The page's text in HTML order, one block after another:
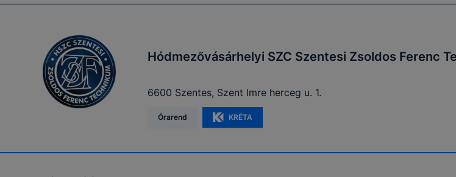
Hódmezővásárhelyi SZC Szentesi Zsoldos Ferenc
6600 Szentes, Szent Imre herceg u. 1.
Órarend KRÉTA